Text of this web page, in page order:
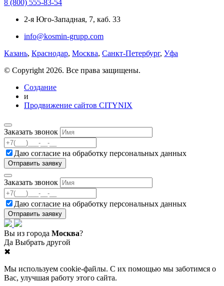
8 (800) 555-83-54
2-я Юго-Западная, 7, каб. 33
info@kosmin-grupp.com
Казань, Краснодар, Москва, Санкт-Петербург, Уфа
© Copyright 2026. Все права защищены.
Создание
и
Продвижение сайтов CITYNIX
Заказать звонок
Даю согласие на обработку персональных данных
Заказать звонок
Даю согласие на обработку персональных данных
Вы из города Москва?
Да Выбрать другой
✖
Мы используем cookie-файлы. С их помощью мы заботимся о
Вас, улучшая работу этого сайта.